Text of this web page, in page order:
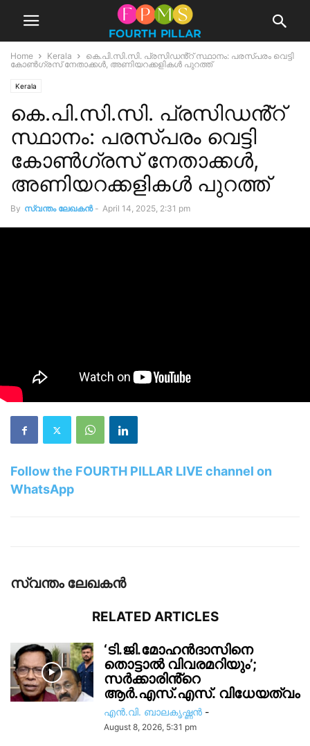
Home Kerala
കെ.പി.സി.സി. പ്രസിഡൻ്റ് സ്ഥാനം: പരസ്പരം വെട്ടി
കോൺഗ്രസ് നേതാക്കൾ, അണിയറക്കളികൾ പുറത്ത്
Kerala
കെ.പി.സി.സി. പ്രസിഡൻ്റ്
സ്ഥാനം: പരസ്പരം വെട്ടി
കോൺഗ്രസ് നേതാക്കൾ,
അണിയറക്കളികൾ പുറത്ത്
By സ്വന്തം ലേഖകന്‍ - April 14, 2025, 2:31 pm
Follow the FOURTH PILLAR LIVE channel on
WhatsApp
സ്വന്തം ലേഖകന്‍
RELATED ARTICLES
‘ടി.ജി.മോഹൻദാസിനെ
തൊട്ടാൽ വിവരമറിയും’;
സര്‍ക്കാരിൻ്റെ
ആർ.എസ്.എസ്. വിധേയത്വം
എൻ.വി. ബാലകൃഷ്ണൻ -
August 8, 2026, 5:31 pm